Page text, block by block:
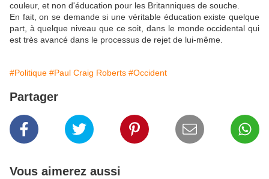
couleur, et non d'éducation pour les Britanniques de souche.
En fait, on se demande si une véritable éducation existe quelque
part, à quelque niveau que ce soit, dans le monde occidental qui
est très avancé dans le processus de rejet de lui-même.
#Politique #Paul Craig Roberts #Occident
Partager
Vous aimerez aussi